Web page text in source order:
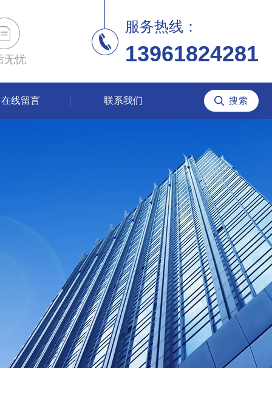
无忧
服务热线：
13961824281
在线留言 联系我们